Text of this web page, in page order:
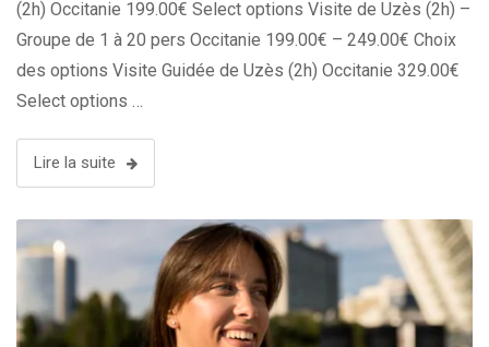
(2h) Occitanie 199.00€ Select options Visite de Uzès (2h) –
Groupe de 1 à 20 pers Occitanie 199.00€ – 249.00€ Choix
des options Visite Guidée de Uzès (2h) Occitanie 329.00€
Select options …
Lire la suite